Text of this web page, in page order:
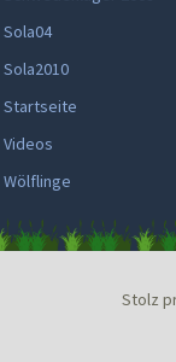
Sola04
Sola2010
Startseite
Videos
Wölflinge
Stolz